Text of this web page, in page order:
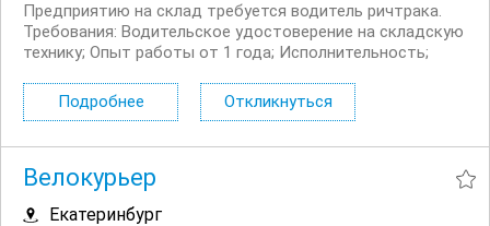
Предприятию на склад требуется водитель ричтрака.
Требования: Водительское удостоверение на складскую
технику; Опыт работы от 1 года; Исполнительность;
ричтраком: навык маневрирования в проходах шириной
от 2,7...
Подробнее Откликнуться
Велокурьер
Екатеринбург